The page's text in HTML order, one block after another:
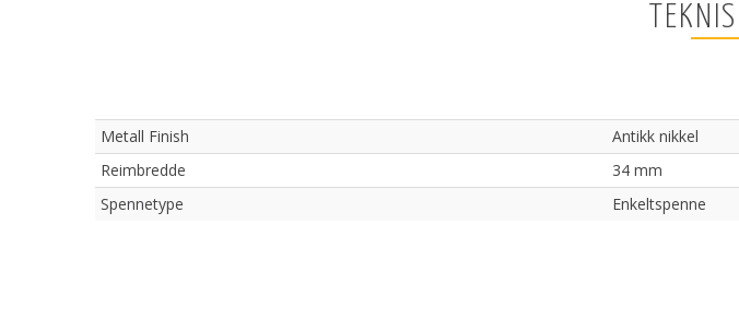
Metall Finish
Antikk nikkel
Reimbredde
34 mm
Spennetype
Enkeltspenne